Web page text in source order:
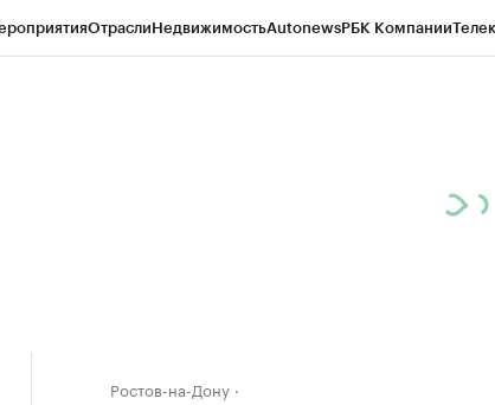
ОтраслиНедвижимостьAutonewsРБК Компании
Ростов-на-Дону